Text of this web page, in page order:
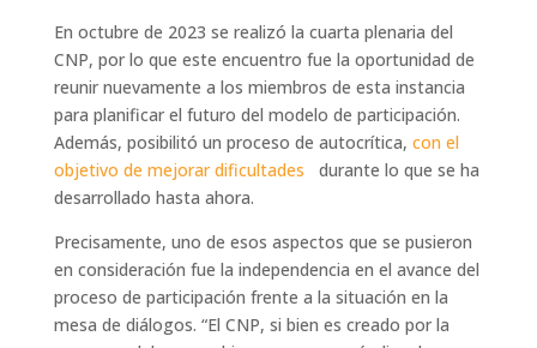
En octubre de 2023 se realizó la cuarta plenaria del
CNP, por lo que este encuentro fue la oportunidad de
reunir nuevamente a los miembros de esta instancia
para planificar el futuro del modelo de participación.
Además, posibilitó un proceso de autocrítica, con el
objetivo de mejorar dificultades
durante lo que se ha
desarrollado hasta ahora.
Precisamente, uno de esos aspectos que se pusieron
en consideración fue la independencia en el avance del
proceso de participación frente a la situación en la
mesa de diálogos. “El CNP, si bien es creado por la